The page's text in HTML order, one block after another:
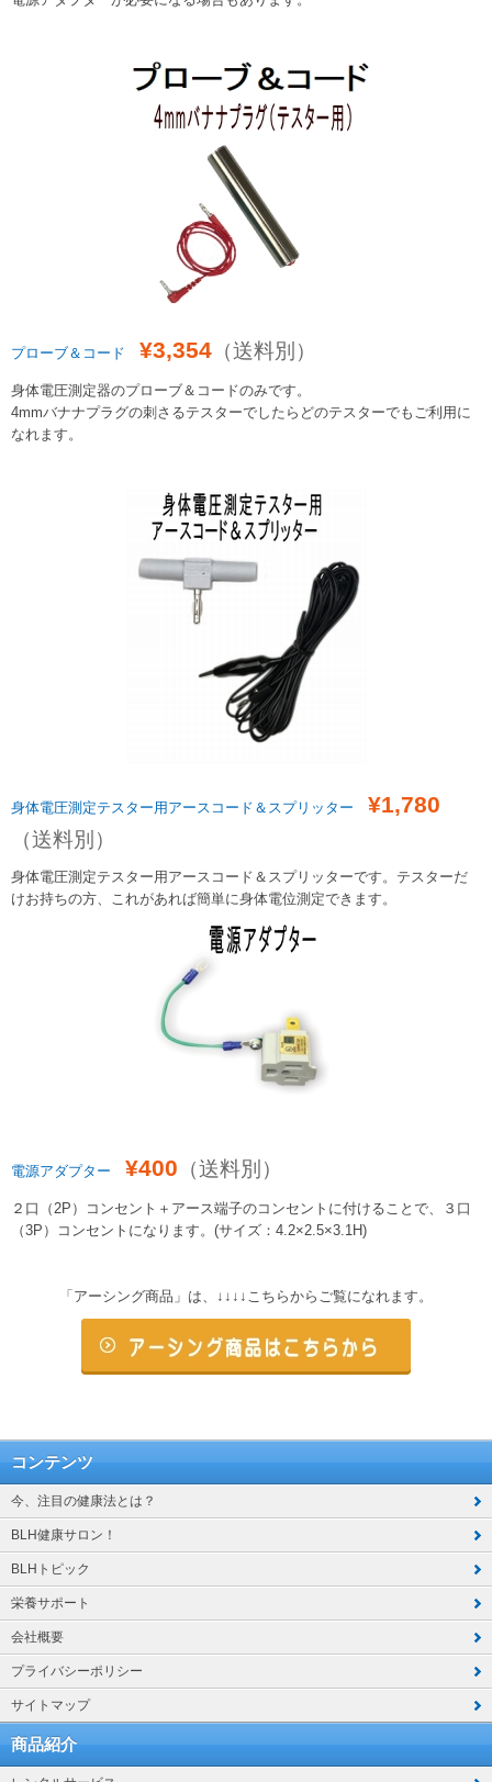
プローブ＆コード ¥3,354 （送料別）
身体電圧測定器のプローブ＆コードのみです。
4mmバナナプラグの刺さるテスターでしたらどのテスターでもご利用に
なれます。
身体電圧測定テスター用アースコード＆スプリッター ¥1,780
（送料別）
身体電圧測定テスター用アースコード＆スプリッターです。テスターだ
けお持ちの方、これがあれば簡単に身体電位測定できます。
電源アダプター ¥400 （送料別）
２口（2P）コンセント＋アース端子のコンセントに付けることで、３口
（3P）コンセントになります。(サイズ：4.2×2.5×3.1H)
「アーシング商品」は、↓↓↓↓こちらからご覧になれます。
コンテンツ
今、注目の健康法とは？
BLH健康サロン！
BLHトピック
栄養サポート
会社概要
プライバシーポリシー
サイトマップ
商品紹介